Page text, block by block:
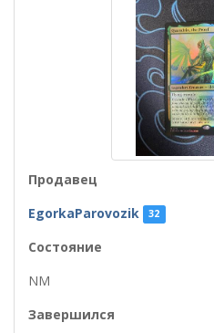
Продавец
EgorkaParovozik
32
Состояние
NM
Завершился